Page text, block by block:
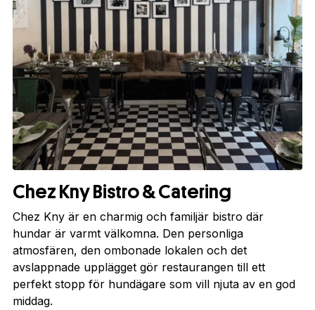
Chez Kny Bistro & Catering
Chez Kny är en charmig och familjär bistro där
hundar är varmt välkomna. Den personliga
atmosfären, den ombonade lokalen och det
avslappnade upplägget gör restaurangen till ett
perfekt stopp för hundägare som vill njuta av en god
middag.